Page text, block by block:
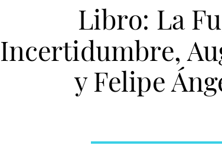
Libro: La
Incertidumbre,
y Felipe